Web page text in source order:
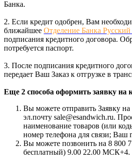
Банка.
2. Если кредит одобрен, Вам
ближайшее Отделение Банка
подписания кредитного договора.
потребуется паспорт.
3. После подписания кредитного
передает Ваш Заказ к отгрузке в
Еще 2 способа оформить заявку на
Вы можете отправить Заявку
эл.почту sale@esandwich.ru.
наименование товаров (или
номер телефона для связи; Ваш
Вы можете позвонить на 8 800
бесплатный) 9.00 22.00 МСК+4.